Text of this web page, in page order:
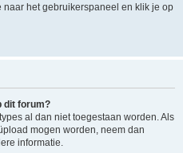
het gebruikerspaneel en klik je op
dit forum?
al dan niet toegestaan worden. Als
mogen worden, neem dan
informatie.